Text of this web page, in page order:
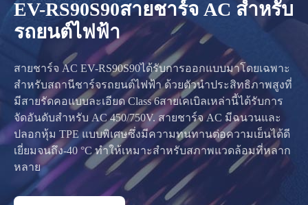
EV-RS90S90สายชาร์จ AC สำหรับ
รถยนต์ไฟฟ้า
สายชาร์จ AC EV-RS90S90ได้รับการออกแบบมาโดยเฉพาะ
สำหรับสถานีชาร์จรถยนต์ไฟฟ้า ด้วยตัวนำประสิทธิภาพสูงที่
มีสายรัดคอแบบละเอียด Class 6สายเคเบิลเหล่านี้ได้รับการ
จัดอันดับสำหรับ AC 450/750V. สายชาร์จ AC มีฉนวนและ
ปลอกหุ้ม TPE แบบพิเศษซึ่งมีความทนทานต่อความเย็นได้ดี
เยี่ยมจนถึง-40 °C ทำให้เหมาะสำหรับสภาพแวดล้อมที่หลาก
หลาย